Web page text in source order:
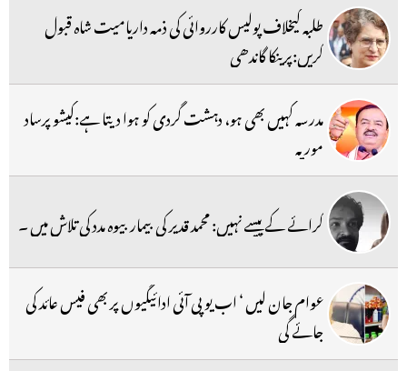
طلبہ کیخلاف پولیس کارروائی کی ذمہ داریامیت شاہ قبول
کریں:پرینکا گاندھی
مدرسہ کہیں بھی ہو، دہشت گردی کو ہوا دیتا ہے:کیشو پرساد
موریہ
کرائے کے پیسے نہیں: محمد قدیر کی بیمار بیوہ مدد کی تلاش میں ۔
عوام جان لیں ‘ اب یو پی آئی ادائیگیوں پر بھی فیس عائد کی
جائے گی